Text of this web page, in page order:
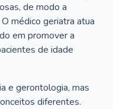
de modo a
médico geriatra atua
em promover a
de idade
e gerontologia, mas
diferentes.